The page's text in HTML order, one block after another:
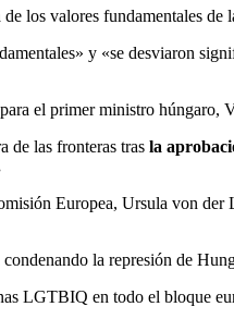
los valores fundamentales de
y «se desviaron
el primer ministro húngaro,
de las fronteras tras la
Europea, Ursula von
la represión de
LGTBIQ en todo el bloque